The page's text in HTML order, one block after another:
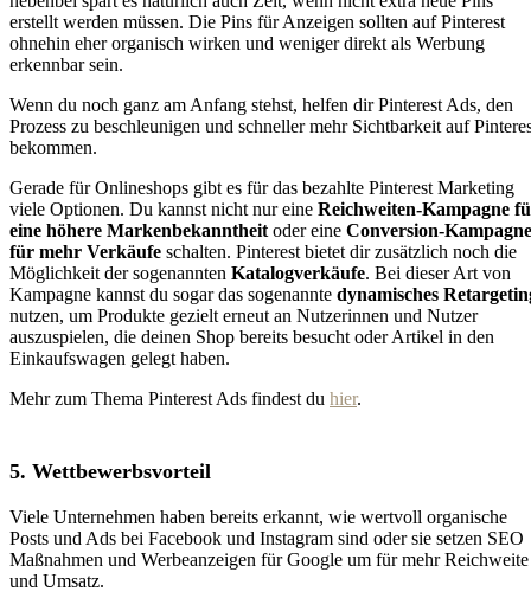
erstellt werden müssen. Die Pins für Anzeigen sollten auf Pinterest
ohnehin eher organisch wirken und weniger direkt als Werbung
erkennbar sein.
Wenn du noch ganz am Anfang stehst, helfen dir Pinterest Ads, den
Prozess zu beschleunigen und schneller mehr Sichtbarkeit auf
bekommen.
Gerade für Onlineshops gibt es für das bezahlte Pinterest Marketing
viele Optionen. Du kannst nicht nur eine Reichweiten-Kampagne
eine höhere Markenbekanntheit oder eine Conversion-Kampagne
für mehr Verkäufe schalten. Pinterest bietet dir zusätzlich noch die
Möglichkeit der sogenannten Katalogverkäufe. Bei dieser Art von
Kampagne kannst du sogar das sogenannte dynamisches
nutzen, um Produkte gezielt erneut an Nutzerinnen und Nutzer
auszuspielen, die deinen Shop bereits besucht oder Artikel in den
Einkaufswagen gelegt haben.
Mehr zum Thema Pinterest Ads findest du hier.
5. Wettbewerbsvorteil
Viele Unternehmen haben bereits erkannt, wie wertvoll organische
Posts und Ads bei Facebook und Instagram sind oder sie setzen SEO
Maßnahmen und Werbeanzeigen für Google um für mehr Reichweite
und Umsatz.